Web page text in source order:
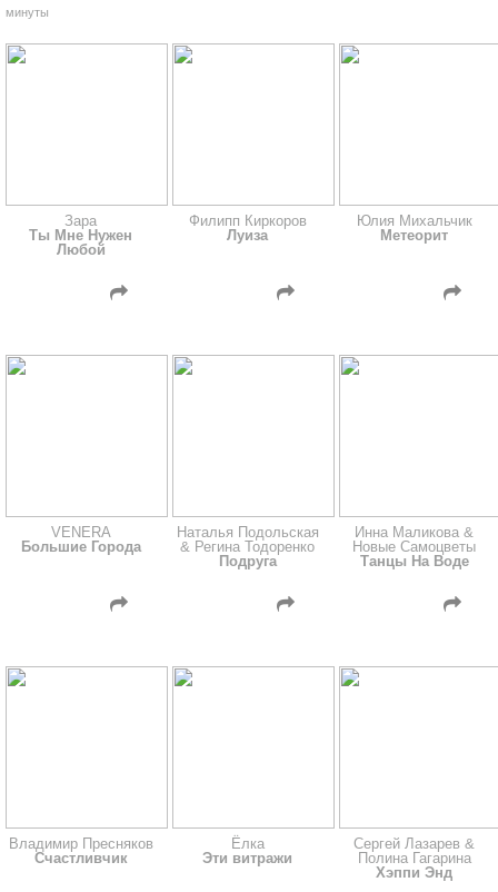
минуты
Зара
Ты Мне Нужен
Любой
Филипп Киркоров
Луиза
Юлия Михальчик
Метеорит
VENERA
Большие Города
Наталья Подольская
& Регина Тодоренко
Подруга
Инна Маликова &
Новые Самоцветы
Танцы На Воде
Владимир Пресняков
Счастливчик
Ёлка
Эти витражи
Сергей Лазарев &
Полина Гагарина
Хэппи Энд